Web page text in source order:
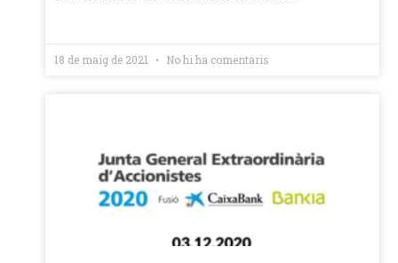
18 de maig de 2021 No hi ha comentaris